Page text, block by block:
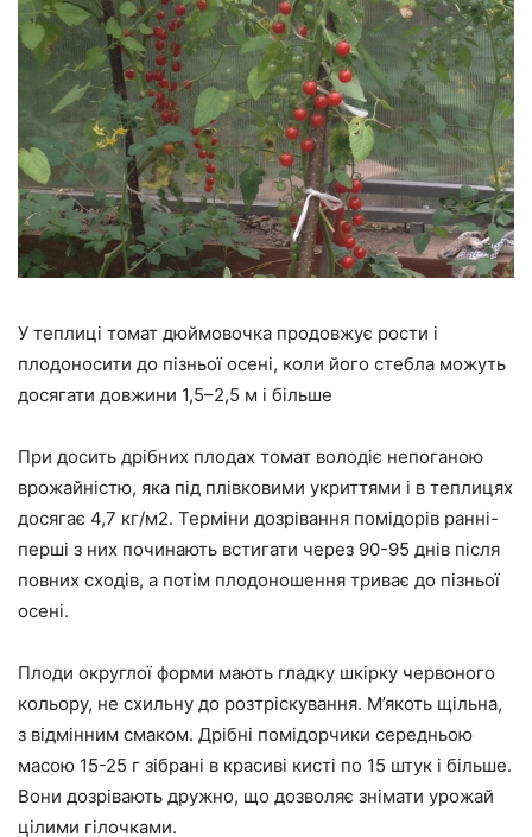
У теплиці томат дюймовочка продовжує рости і
плодоносити до пізньої осені, коли його стебла можуть
досягати довжини 1,5–2,5 м і більше
При досить дрібних плодах томат володіє непоганою
врожайністю, яка під плівковими укриттями і в теплицях
досягає 4,7 кг/м2. Терміни дозрівання помідорів ранні-
перші з них починають встигати через 90-95 днів після
повних сходів, а потім плодоношення триває до пізньої
осені.
Плоди округлої форми мають гладку шкірку червоного
кольору, не схильну до розтріскування. М’якоть щільна,
з відмінним смаком. Дрібні помідорчики середньою
масою 15-25 г зібрані в красиві кисті по 15 штук і більше.
Вони дозрівають дружно, що дозволяє знімати урожай
цілими гілочками.